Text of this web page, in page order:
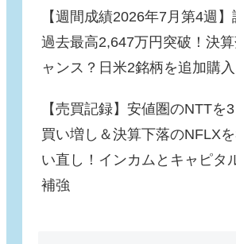
【週間成績2026年7月第4週
過去最高2,647万円突破！決
ャンス？日米2銘柄を追加購入
【売買記録】安値圏のNTTを
買い増し＆決算下落のNFLX
い直し！インカムとキャピタ
補強